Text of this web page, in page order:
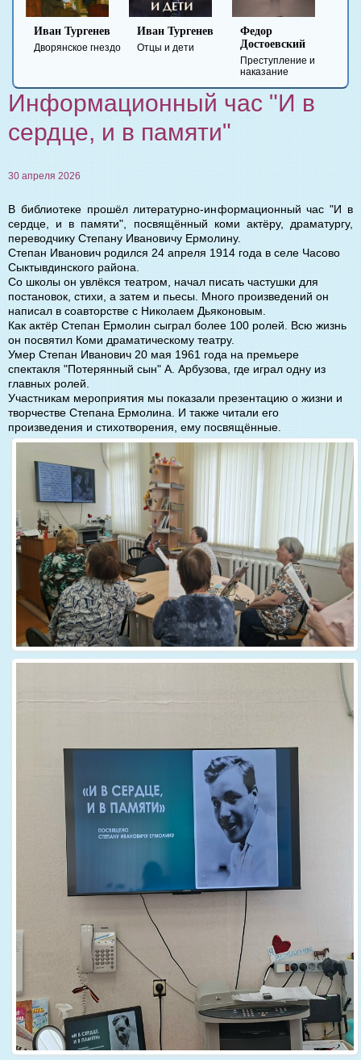
Иван Тургенев
Дворянское гнездо
Иван Тургенев
Отцы и дети
Федор
Достоевский
Преступление и
наказание
Информационный час "И в
сердце, и в памяти"
30 апреля 2026
В библиотеке прошёл литературно-информационный час "И в
сердце, и в памяти", посвящённый коми актёру, драматургу,
переводчику Степану Ивановичу Ермолину.
Степан Иванович родился 24 апреля 1914 года в селе Часово
Сыктывдинского района.
Со школы он увлёкся театром, начал писать частушки для
постановок, стихи, а затем и пьесы. Много произведений он
написал в соавторстве с Николаем Дьяконовым.
Как актёр Степан Ермолин сыграл более 100 ролей. Всю жизнь
он посвятил Коми драматическому театру.
Умер Степан Иванович 20 мая 1961 года на премьере
спектакля "Потерянный сын" А. Арбузова, где играл одну из
главных ролей.
Участникам мероприятия мы показали презентацию о жизни и
творчестве Степана Ермолина. И также читали его
произведения и стихотворения, ему посвящённые.